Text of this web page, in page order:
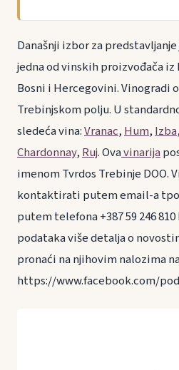
Današnji izbor za
jedna od vinskih proizvođača
Bosni i Hercegovini. Vinogradi
Trebinjskom polju. U
sledeća vina:Vranac,Hum,Izba,
Chardonnay,Ruj. Ovavinarija
imenom Tvrdos Trebinje DOO.
kontaktirati putem email-a
putem telefona +387 59 246
podataka više detalja o
pronaći na njihovim nalozima
https://www.facebook.com/